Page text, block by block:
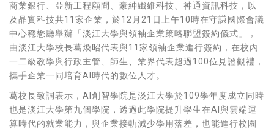
商業銀行、亞新工程顧問、豪紳纖維科技、神通資訊科技，以
及晶實科技共11家企業，於12月21日上午10時在守謙國際會議
中心穩懋廳舉辦「淡江大學與領袖企業策略聯盟簽約儀式」，
由淡江大學校長葛煥昭代表與11家領袖企業進行簽約，在校內
一二級教學與行政主管、師生、業界代表超過100位見證觀禮，
攜手企業一同培育AI時代的數位人才。
葛校長致詞表示，AI創智學院是淡江大學於109學年度成立同時
也是淡江大學第九個學院，透過此學院提升學生在AI與雲端運
算時代的就業能力，與企業接軌減少學用落差，也能進行校園